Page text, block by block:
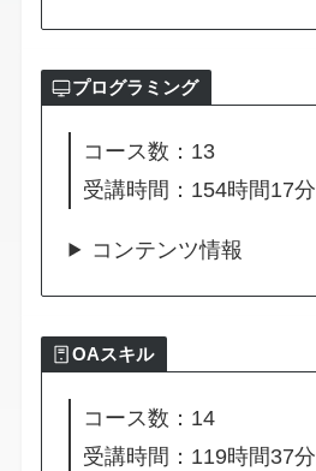
プログラミング
コース数：13
受講時間：154時間17分
コンテンツ情報
OAスキル
コース数：14
受講時間：119時間37分